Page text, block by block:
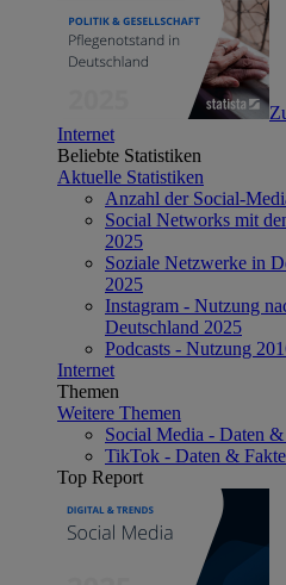
Internet
Beliebte Statistiken
Aktuelle Statistiken
Anzahl der Social-
Social Networks mit
2025
Soziale Netzwerke in
2025
Instagram - Nutzung
Deutschland 2025
Podcasts - Nutzung
Internet
Themen
Weitere Themen
Social Media - Daten &
TikTok - Daten &
Top Report